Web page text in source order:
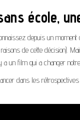
école,
depuis un moment
de cette décision).
a un film qui a changer
dans les